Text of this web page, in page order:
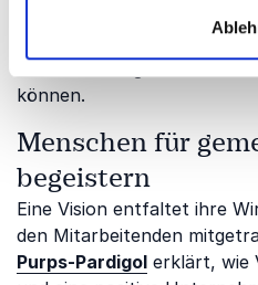
vermittelt, wie
können.
Menschen für
begeistern
Eine Vision entfaltet ihre
den Mitarbeitenden
Purps-Pardigol erklärt, wie